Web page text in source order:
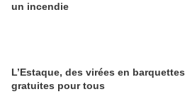
un incendie
L’Estaque, des virées en barquettes
gratuites pour tous